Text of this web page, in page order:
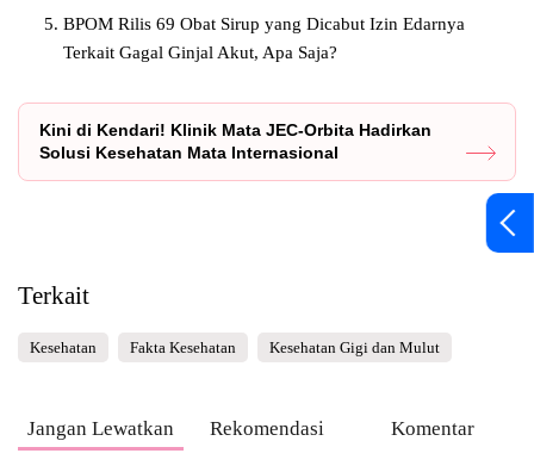
BPOM Rilis 69 Obat Sirup yang Dicabut Izin Edarnya
Terkait Gagal Ginjal Akut, Apa Saja?
Kini di Kendari! Klinik Mata JEC-Orbita Hadirkan
Solusi Kesehatan Mata Internasional
Terkait
Kesehatan Fakta Kesehatan Kesehatan Gigi dan Mulut
Jangan Lewatkan Rekomendasi Komentar